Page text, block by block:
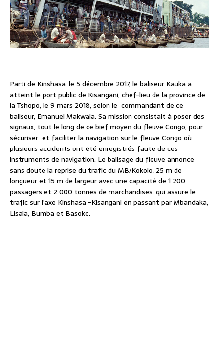
Parti de Kinshasa, le 5 décembre 2017, le baliseur Kauka a
atteint le port public de Kisangani, chef-lieu de la province de
la Tshopo, le 9 mars 2018, selon le commandant de ce
baliseur, Emanuel Makwala. Sa mission consistait à poser des
signaux, tout le long de ce bief moyen du fleuve Congo, pour
sécuriser et faciliter la navigation sur le fleuve Congo où
plusieurs accidents ont été enregistrés faute de ces
instruments de navigation. Le balisage du fleuve annonce
sans doute la reprise du trafic du MB/Kokolo, 25 m de
longueur et 15 m de largeur avec une capacité de 1 200
passagers et 2 000 tonnes de marchandises, qui assure le
trafic sur l’axe Kinshasa -Kisangani en passant par Mbandaka,
Lisala, Bumba et Basoko.